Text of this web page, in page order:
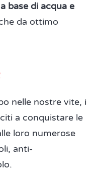
base di acqua e
da ottimo
nelle nostre vite, i
a conquistare le
loro numerose
anti-